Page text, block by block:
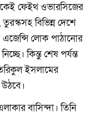
ফেইথ ওভারসিজের
বিভিন্ন দেশে
এজেন্সি লোক পাঠানোর
কিন্তু শেষ পর্যন্ত
ইসলামের
বাসিন্দা। তিনি